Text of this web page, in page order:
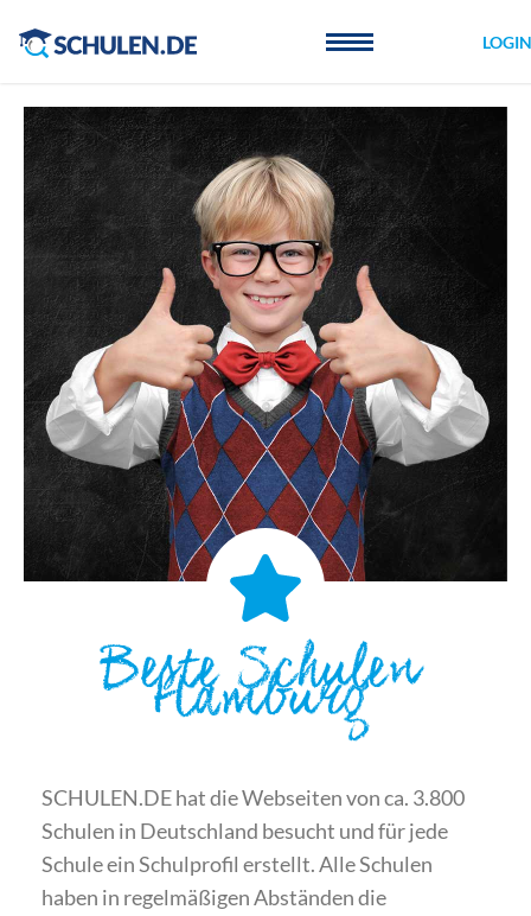
LOGIN
Beste Schulen
Hamburg
SCHULEN.DE hat die Webseiten von ca. 3.800
Schulen in Deutschland besucht und für jede
Schule ein Schulprofil erstellt. Alle Schulen
haben in regelmäßigen Abständen die